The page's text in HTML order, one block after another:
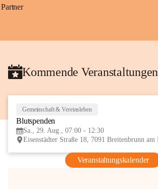
Partner
Kommende Veranstaltungen
Gemeinschaft & Vereinsleben
Blutspenden
Sa., 29. Aug., 07:00 - 12:30
Veranstaltungskalender